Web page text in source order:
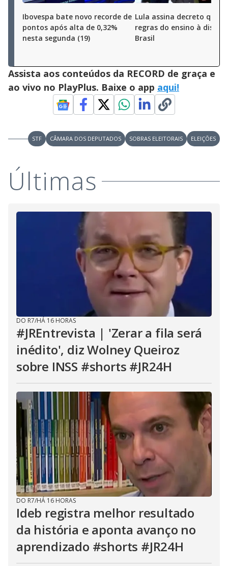
Ibovespa bate novo recorde de
pontos após alta de 0,32%
nesta segunda (19)
Lula assina decreto que
regras do ensino à
Brasil
Assista aos conteúdos da RECORD de graça e
ao vivo no PlayPlus. Baixe o app aqui!
STF CÂMARA DOS DEPUTADOS SOBRAS ELEITORAIS ELEIÇÕES
Últimas
DO R7/HÁ 16 HORAS
#JREntrevista | 'Zerar a fila será
inédito', diz Wolney Queiroz
sobre INSS #shorts #JR24H
DO R7/HÁ 16 HORAS
Ideb registra melhor resultado
da história e aponta avanço no
aprendizado #shorts #JR24H